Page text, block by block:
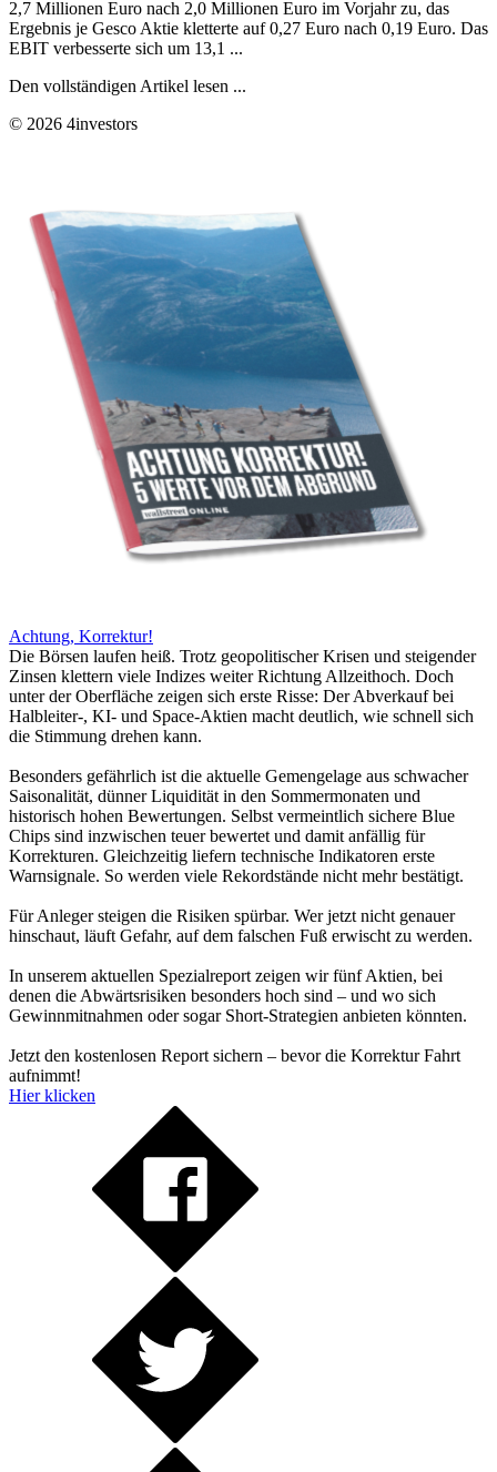
2,7 Millionen Euro nach 2,0 Millionen Euro im Vorjahr zu, das
Ergebnis je Gesco Aktie kletterte auf 0,27 Euro nach 0,19 Euro. Das
EBIT verbesserte sich um 13,1 ...
Den vollständigen Artikel lesen ...
© 2026 4investors
Achtung, Korrektur!
Die Börsen laufen heiß. Trotz geopolitischer Krisen und steigender
Zinsen klettern viele Indizes weiter Richtung Allzeithoch. Doch
unter der Oberfläche zeigen sich erste Risse: Der Abverkauf bei
Halbleiter-, KI- und Space-Aktien macht deutlich, wie schnell sich
die Stimmung drehen kann.
Besonders gefährlich ist die aktuelle Gemengelage aus schwacher
Saisonalität, dünner Liquidität in den Sommermonaten und
historisch hohen Bewertungen. Selbst vermeintlich sichere Blue
Chips sind inzwischen teuer bewertet und damit anfällig für
Korrekturen. Gleichzeitig liefern technische Indikatoren erste
Warnsignale. So werden viele Rekordstände nicht mehr bestätigt.
Für Anleger steigen die Risiken spürbar. Wer jetzt nicht genauer
hinschaut, läuft Gefahr, auf dem falschen Fuß erwischt zu werden.
In unserem aktuellen Spezialreport zeigen wir fünf Aktien, bei
denen die Abwärtsrisiken besonders hoch sind – und wo sich
Gewinnmitnahmen oder sogar Short-Strategien anbieten könnten.
Jetzt den kostenlosen Report sichern – bevor die Korrektur Fahrt
aufnimmt!
Hier klicken